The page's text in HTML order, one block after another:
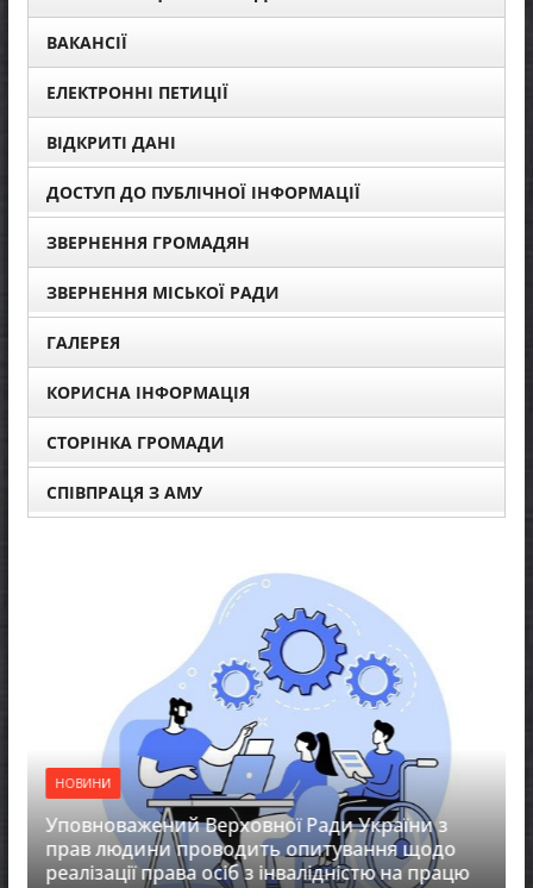
ВАКАНСІЇ
ЕЛЕКТРОННІ ПЕТИЦІЇ
ВІДКРИТІ ДАНІ
ДОСТУП ДО ПУБЛІЧНОЇ ІНФОРМАЦІЇ
ЗВЕРНЕННЯ ГРОМАДЯН
ЗВЕРНЕННЯ МІСЬКОЇ РАДИ
ГАЛЕРЕЯ
КОРИСНА ІНФОРМАЦІЯ
СТОРІНКА ГРОМАДИ
СПІВПРАЦЯ З АМУ
НОВИНИ
Уповноважений Верховної Ради України з
прав людини проводить опитування щодо
реалізації права осіб з інвалідністю на працю